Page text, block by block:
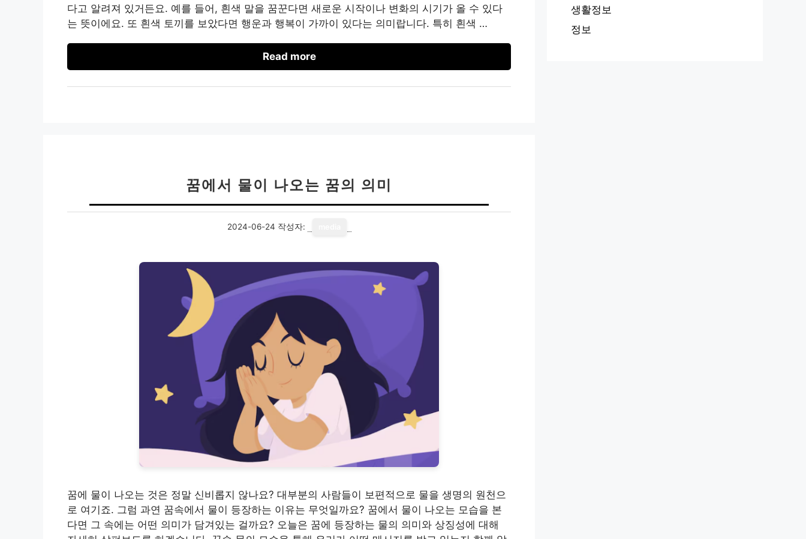
다고 알려져 있거든요. 예를 들어, 흰색 말을 꿈꾼다면 새로운 시작이나 변화의 시기가 올 수 있다
는 뜻이에요. 또 흰색 토끼를 보았다면 행운과 행복이 가까이 있다는 의미랍니다. 특히 흰색 …
Read more
꿈에서 물이 나오는 꿈의 의미
2024-06-24 작성자:
꿈에 물이 나오는 것은 정말 신비롭지 않나요? 대부분의 사람들이 보편적으로 물을 생명의 원천으
로 여기죠. 그럼 과연 꿈속에서 물이 등장하는 이유는 무엇일까요? 꿈에서 물이 나오는 모습을 본
다면 그 속에는 어떤 의미가 담겨있는 걸까요? 오늘은 꿈에 등장하는 물의 의미와 상징성에 대해
생활정보
정보